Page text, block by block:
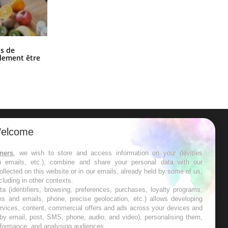
de
être
les semaines les meilleures
, we wish to store and access information on your devices
emails, etc.), combine and share your personal data with our
on this website or in our emails, already held by some of us,
in other contexts.
(identifiers, browsing, preferences, purchases, loyalty programs,
and emails, phone, precise geolocation, etc.) allows developing
content, commercial offers and ads across your devices and
email, post, SMS, phone, audio, and video), personalising them,
and analysing audiences.